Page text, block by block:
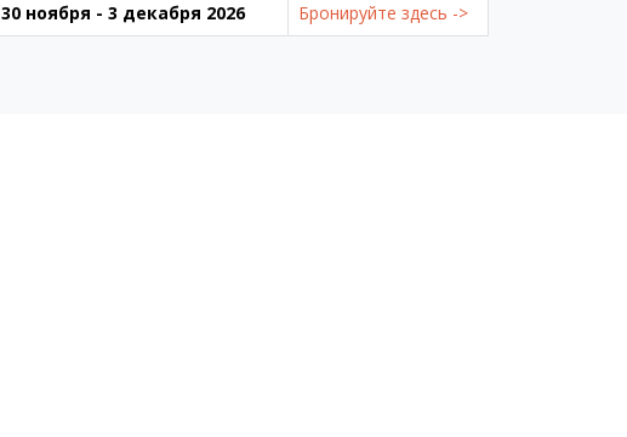
30 ноября - 3 декабря 2026 Бронируйте здесь ->